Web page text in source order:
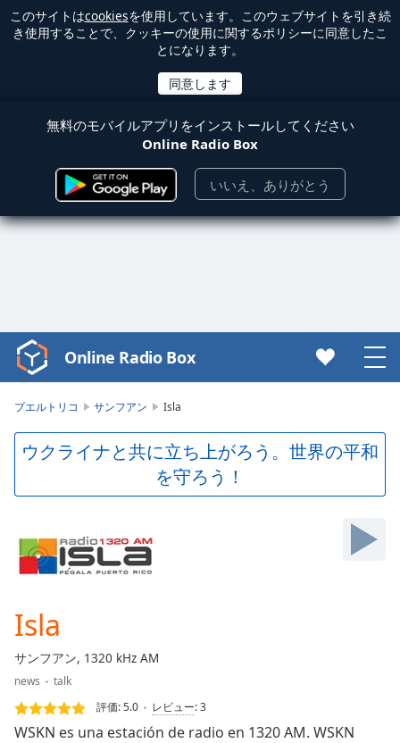
このサイトはcookiesを使用しています。このウェブサイトを引き続
き使用することで、クッキーの使用に関するポリシーに同意したこ
とになります。
無料のモバイルアプリをインストールしてください
Online Radio Box
いいえ、ありがとう
Video
Player
Play
Video
Skip
Forward
Mute
Loaded
0.00%
Stream
TypeLIVE
Online Radio Box
プエルトリコ サンフアン Isla
ウクライナと共に立ち上がろう。世界の平和
を守ろう！
Isla
サンフアン, 1320 kHz AM
news
talk
評価:5.0 レビュー:3
WSKN es una estación de radio en 1320 AM. WSKN